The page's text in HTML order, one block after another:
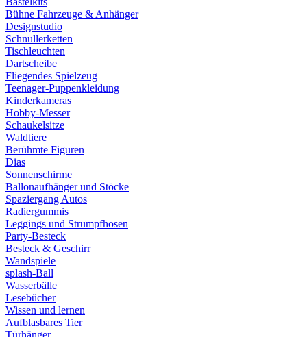
Bühne Fahrzeuge & Anhänger
Designstudio
Schnullerketten
Tischleuchten
Dartscheibe
Fliegendes Spielzeug
Teenager-Puppenkleidung
Kinderkameras
Hobby-Messer
Schaukelsitze
Waldtiere
Berühmte Figuren
Dias
Sonnenschirme
Ballonaufhänger und Stöcke
Spaziergang Autos
Radiergummis
Leggings und Strumpfhosen
Party-Besteck
Besteck & Geschirr
Wandspiele
splash-Ball
Wasserbälle
Lesebücher
Wissen und lernen
Aufblasbares Tier
Türhänger